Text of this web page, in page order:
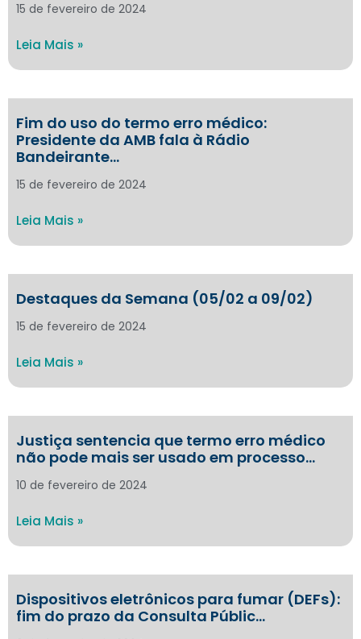
15 de fevereiro de 2024
Leia Mais »
Fim do uso do termo erro médico:
Presidente da AMB fala à Rádio
Bandeirante…
15 de fevereiro de 2024
Leia Mais »
Destaques da Semana (05/02 a 09/02)
15 de fevereiro de 2024
Leia Mais »
Justiça sentencia que termo erro médico
não pode mais ser usado em processo…
10 de fevereiro de 2024
Leia Mais »
Dispositivos eletrônicos para fumar (DEFs):
fim do prazo da Consulta Públic…